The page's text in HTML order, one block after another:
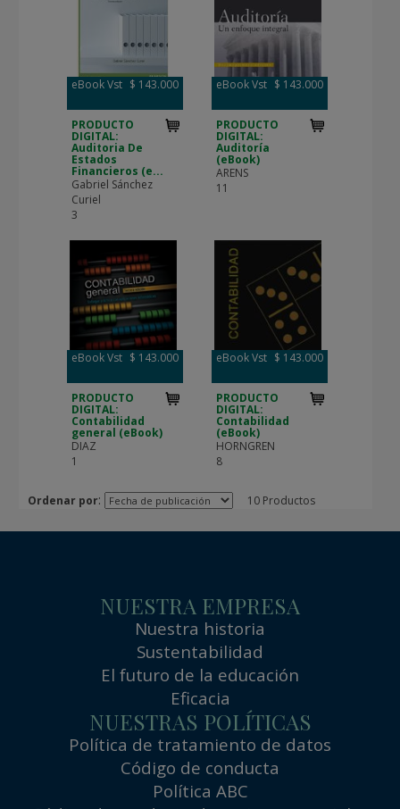
eBook Vst $ 143.000
PRODUCTO
DIGITAL:
Auditoria De
Estados
Financieros (e...
Gabriel Sánchez
Curiel
3
eBook Vst $ 143.000
PRODUCTO
DIGITAL:
Auditoría
(eBook)
ARENS
11
eBook Vst $ 143.000
PRODUCTO
DIGITAL:
Contabilidad
general (eBook)
DIAZ
1
eBook Vst $ 143.000
PRODUCTO
DIGITAL:
Contabilidad
(eBook)
HORNGREN
8
Ordenar por: 10 Productos
NUESTRA EMPRESA
Nuestra historia
Sustentabilidad
El futuro de la educación
Eficacia
NUESTRAS POLÍTICAS
Política de tratamiento de datos
Código de conducta
Política ABC